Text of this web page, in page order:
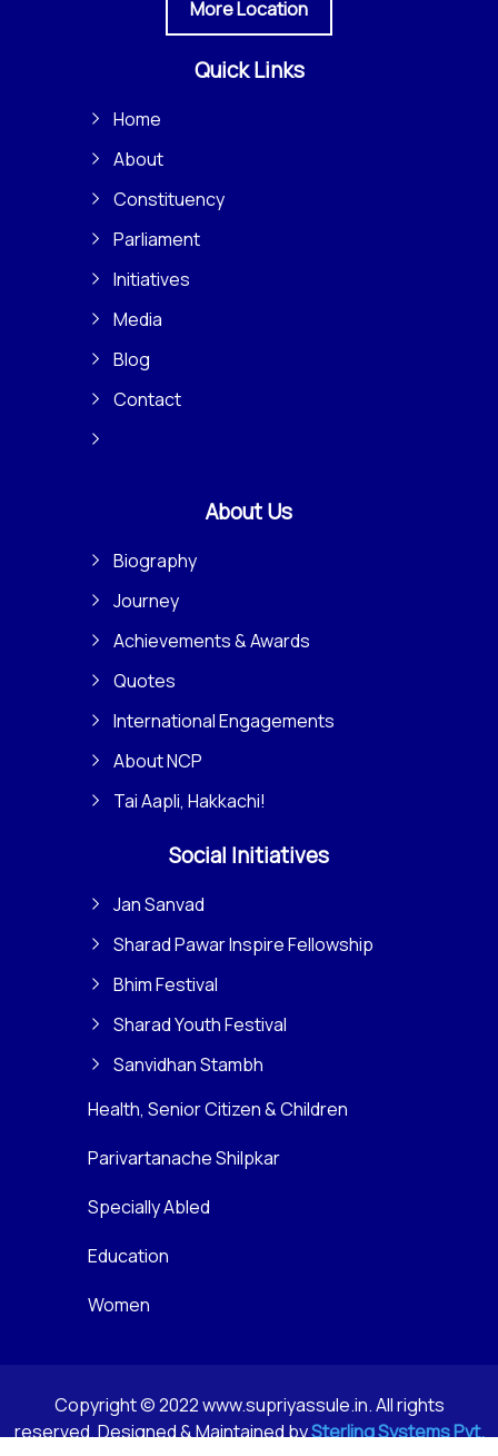
More Location
Quick Links
Home
About
Constituency
Parliament
Initiatives
Media
Blog
Contact
About Us
Biography
Journey
Achievements & Awards
Quotes
International Engagements
About NCP
Tai Aapli, Hakkachi!
Social Initiatives
Jan Sanvad
Sharad Pawar Inspire Fellowship
Bhim Festival
Sharad Youth Festival
Sanvidhan Stambh
Health, Senior Citizen & Children
Parivartanache Shilpkar
Specially Abled
Education
Women
Copyright © 2022 www.supriyassule.in. All rights
reserved. Designed & Maintained bySterling Systems Pvt.